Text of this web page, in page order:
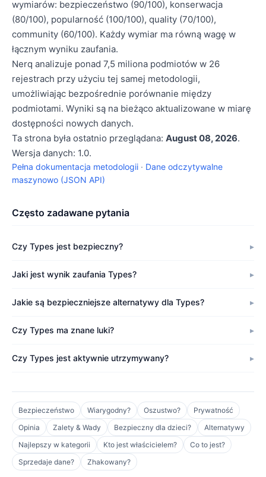
wymiarów: bezpieczeństwo (90/100), konserwacja
(80/100), popularność (100/100), quality (70/100),
community (60/100). Każdy wymiar ma równą wagę w
łącznym wyniku zaufania.
Nerq analizuje ponad 7,5 miliona podmiotów w 26
rejestrach przy użyciu tej samej metodologii,
umożliwiając bezpośrednie porównanie między
podmiotami. Wyniki są na bieżąco aktualizowane w miarę
dostępności nowych danych.
Ta strona była ostatnio przeglądana: August 08, 2026.
Wersja danych: 1.0.
Pełna dokumentacja metodologii · Dane odczytywalne
maszynowo (JSON API)
Często zadawane pytania
Czy Types jest bezpieczny?
Jaki jest wynik zaufania Types?
Jakie są bezpieczniejsze alternatywy dla Types?
Czy Types ma znane luki?
Czy Types jest aktywnie utrzymywany?
Bezpieczeństwo Wiarygodny? Oszustwo?
Prywatność
Opinia
Zalety & Wady Bezpieczny dla dzieci?
Alternatywy
Najlepszy w kategorii
Kto jest właścicielem?
Co to jest?
Sprzedaje dane?
Zhakowany?